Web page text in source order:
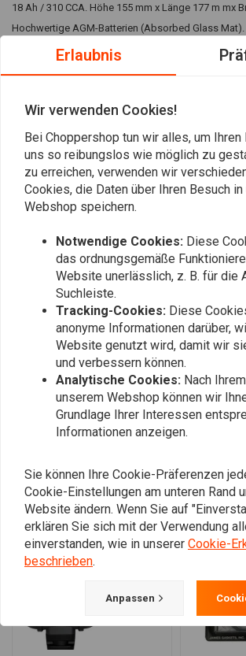
18 Ah / 310 CCA. Höhe 155 mm x Länge 177 m mx
Hochwertige AGM-Batterien (Absorbed Glass Mat).
Wartungsfrei. Keine Flüssigkeit.
Übertrifft praktisch alle herkömmlichen Blei-Säure-
Passend für:> 97-20 Softail; 97-17 (NU) Dyna; 97-03
V-Rod (außer 2007 VRSCR); Buell S1, S3, ST, M2, X1
Lesen Sie mehr
Bewertungen
Fügen Sie Ihre Bewertung
Ähnliche Produkte
Erlaubnis
Wir verwenden Cookies!
Bei Choppershop tun wir alles, um Ihren
uns so reibungslos wie möglich zu
zu erreichen, verwenden wir
Cookies, die Daten über Ihren Besuch
Webshop speichern.
Notwendige Cookies: Diese
das ordnungsgemäße
Website unerlässlich, z. B. für die
Suchleiste.
Tracking-Cookies: Diese
anonyme Informationen darüber,
Website genutzt wird, damit wir
und verbessern können.
Analytische Cookies: Nach
unserem Webshop können wir
Grundlage Ihrer Interessen
Informationen anzeigen.
Sie können Ihre Cookie-Präferenzen
Cookie-Einstellungen am unteren Rand
Website ändern. Wenn Sie auf
erklären Sie sich mit der Verwendung
einverstanden, wie in unserer Cookie-
beschrieben.
Anpassen